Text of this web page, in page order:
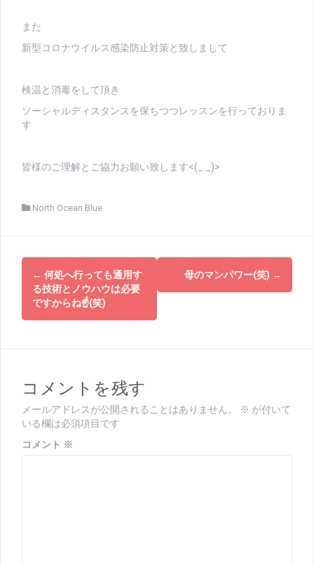
また
新型コロナウイルス感染防止対策と致しまして
検温と消毒をして頂き
ソーシャルディスタンスを保ちつつレッスンを行っておりま
す
皆様のご理解とご協力お願い致します<(_ _)>
North Ocean Blue
投
稿
ナ
ー
シ
ョ
← 何処へ行っても通用す
る技術とノウハウは必要
ですからね☝(笑)
母のマンパワー(笑) →
コメントを残す
メールアドレスが公開されることはありません。 ※ が付いて
いる欄は必須項目です
コメント ※